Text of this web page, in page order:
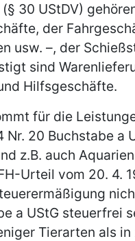
30 UStDV)
der
usw. –, der
sind
Hilfsgeschäfte.
für die
20 Buchstabe a
z.B. auch
Urteil vom 20. 4.
a UStG steuerfrei
Tierarten als